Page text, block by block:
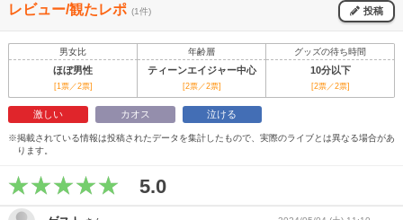
レビュー/観たレポ (1件) 投稿
男女比 年齢層 グッズの待ち時間
ほぼ男性 ティーンエイジャー中心 10分以下
[1票／2票] [2票／2票] [2票／2票]
激しい カオス 泣ける
※掲載されている情報は投稿されたデータを集計したもので、実際のライブとは異なる場合があ
ります。
5.0